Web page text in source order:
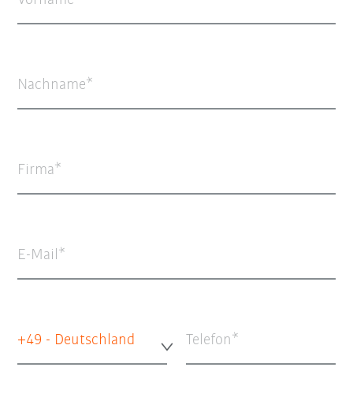
Nachname
Firma
E-Mail
+49 - Deutschland Telefon